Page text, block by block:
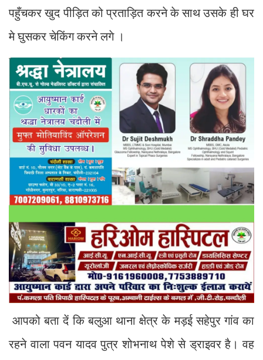
पहुँचकर खुद पीड़ित को प्रताड़ित करने के साथ उसके ही घर
मे घुसकर चेकिंग करने लगे ।
आपको बता दें कि बलुआ थाना क्षेत्र के मड़ई सहेपुर गांव का
रहने वाला पवन यादव पुत्र शोभनाथ पेशे से ड्राइवर है। वह